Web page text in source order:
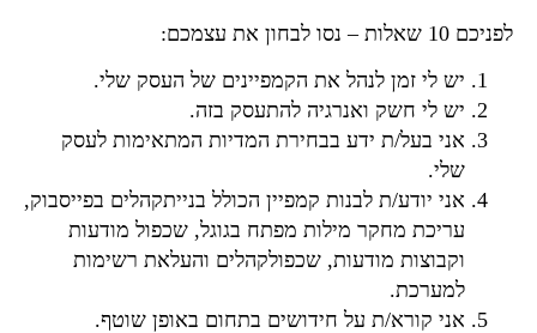
לפניכם 10 שאלות – נסו לבחון את עצמכם:
יש לי זמן לנהל את הקמפיינים של העסק שלי.
יש לי חשק ואנרגיה להתעסק בזה.
אני בעל/ת ידע בבחירת המדיות המתאימות לעסק
שלי.
אני יודע/ת לבנות קמפיין הכולל בנייתקהלים בפייסבוק,
עריכת מחקר מילות מפתח בגוגל, שכפול מודעות
וקבוצות מודעות, שכפולקהלים והעלאת רשימות
למערכת.
אני קורא/ת על חידושים בתחום באופן שוטף.